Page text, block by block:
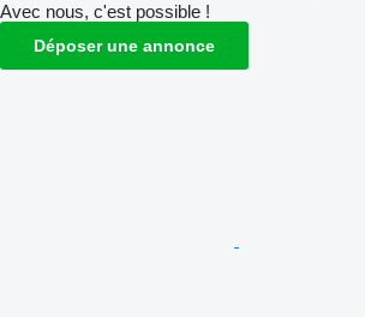
Avec nous, c'est possible !
Déposer une annonce